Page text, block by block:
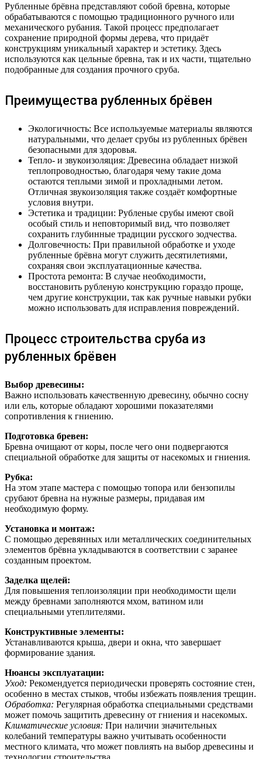
Рубленные брёвна представляют собой бревна, которые
обрабатываются с помощью традиционного ручного или
механического рубания. Такой процесс предполагает
сохранение природной формы дерева, что придаёт
конструкциям уникальный характер и эстетику. Здесь
используются как цельные бревна, так и их части, тщательно
подобранные для создания прочного сруба.
Преимущества рубленных брёвен
Экологичность: Все используемые материалы являются
натуральными, что делает срубы из рубленных брёвен
безопасными для здоровья.
Тепло- и звукоизоляция: Древесина обладает низкой
теплопроводностью, благодаря чему такие дома
остаются теплыми зимой и прохладными летом.
Отличная звукоизоляция также создаёт комфортные
условия внутри.
Эстетика и традиции: Рубленые срубы имеют свой
особый стиль и неповторимый вид, что позволяет
сохранить глубинные традиции русского зодчества.
Долговечность: При правильной обработке и уходе
рубленные брёвна могут служить десятилетиями,
сохраняя свои эксплуатационные качества.
Простота ремонта: В случае необходимости,
восстановить рубленую конструкцию гораздо проще,
чем другие конструкции, так как ручные навыки рубки
можно использовать для исправления повреждений.
Процесс строительства сруба из
рубленных брёвен
Выбор древесины:
Важно использовать качественную древесину, обычно сосну
или ель, которые обладают хорошими показателями
сопротивления к гниению.
Подготовка бревен:
Бревна очищают от коры, после чего они подвергаются
специальной обработке для защиты от насекомых и гниения.
Рубка:
На этом этапе мастера с помощью топора или бензопилы
срубают бревна на нужные размеры, придавая им
необходимую форму.
Установка и монтаж:
С помощью деревянных или металлических соединительных
элементов брёвна укладываются в соответствии с заранее
созданным проектом.
Заделка щелей:
Для повышения теплоизоляции при необходимости щели
между бревнами заполняются мхом, ватином или
специальными утеплителями.
Конструктивные элементы:
Устанавливаются крыша, двери и окна, что завершает
формирование здания.
Нюансы эксплуатации:
Уход: Рекомендуется периодически проверять состояние стен,
особенно в местах стыков, чтобы избежать появления трещин.
Обработка: Регулярная обработка специальными средствами
может помочь защитить древесину от гниения и насекомых.
Климатические условия: При наличии значительных
колебаний температуры важно учитывать особенности
местного климата, что может повлиять на выбор древесины и
технологии строительства.